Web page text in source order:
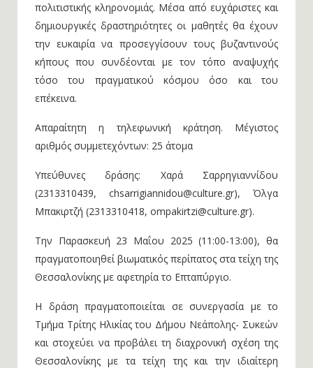
πολιτιστικής κληρονομιάς. Μέσα από ευχάριστες και
δημιουργικές δραστηριότητες οι μαθητές θα έχουν
την ευκαιρία να προσεγγίσουν τους βυζαντινούς
κήπους που συνδέονται με τον τόπο αναψυχής
τόσο του πραγματικού κόσμου όσο και του
επέκεινα.
Απαραίτητη η τηλεφωνική κράτηση. Μέγιστος
αριθμός συμμετεχόντων: 25 άτομα
Υπεύθυνες δράσης: Χαρά Σαρρηγιαννίδου
(2313310439, chsarrigiannidou@culture.gr), Όλγα
Μπακιρτζή (2313310418, ompakirtzi@culture.gr).
Την Παρασκευή 23 Μαΐου 2025 (11:00-13:00), θα
πραγματοποιηθεί βιωματικός περίπατος στα τείχη της
Θεσσαλονίκης με αφετηρία το Επταπύργιο.
Η δράση πραγματοποιείται σε συνεργασία με το
Τμήμα Τρίτης Ηλικίας του Δήμου Νεάπολης- Συκεών
και στοχεύει να προβάλει τη διαχρονική σχέση της
Θεσσαλονίκης με τα τείχη της και την ιδιαίτερη